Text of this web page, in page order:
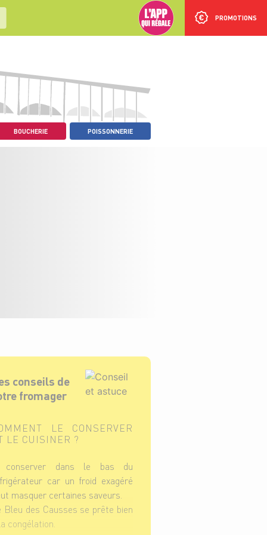
PROMOTIONS
BOUCHERIE POISSONNERIE
conseils de
fromager
LE CONSERVER
LE CUISINER ?
dans le bas du
car un froid exagéré
masquer certaines saveurs.
Bleu des Causses se prête bien
congélation.